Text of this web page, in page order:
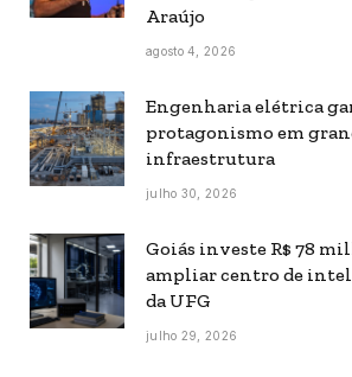
Araújo
agosto 4, 2026
Engenharia elétrica
protagonismo em
infraestrutura
julho 30, 2026
Goiás investe R$ 78
ampliar centro de
da UFG
julho 29, 2026